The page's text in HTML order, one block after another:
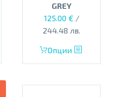
GREY
Original
price
160.00 €.
125.00 €Текущата
цена
125.00 €.
/
244.48 лв.
Опции
This
product
multiple